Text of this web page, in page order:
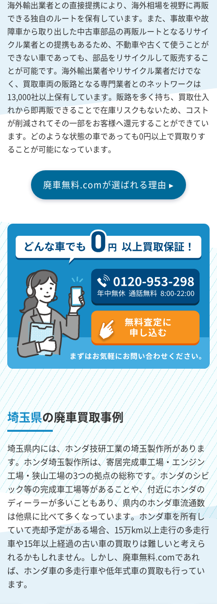
海外輸出業者との直接提携により、海外相場を視野に再販
できる独自のルートを保有しています。また、事故車や故
障車から取り出した中古車部品の再販ルートとなるリサイ
クル業者との提携もあるため、不動車や古くて使うことが
できない車であっても、部品をリサイクルして販売するこ
とが可能です。海外輸出業者やリサイクル業者だけでな
く、買取車両の販路となる専門業者とのネットワークは
13,000社以上保有しています。販路を多く持ち、買取仕入
れから即再販できることで在庫リスクもないため、コスト
が削減されてその一部をお客様へ還元することができてい
ます。どのような状態の車であっても0円以上で買取りす
ることが可能になっています。
廃車無料.comが選ばれる理由 ▸
埼玉県の廃車買取事例
埼玉県内には、ホンダ技研工業の埼玉製作所がありま
す。ホンダ埼玉製作所は、寄居完成車工場・エンジン
工場・狭山工場の3つの拠点の総称です。ホンダのシビ
ック等の完成車工場等があることや、付近にホンダの
ディーラーが多いこともあり、県内のホンダ車流通数
は他県に比べて多くなっています。ホンダ車を所有し
ていて売却予定がある場合、15万km以上走行の多走行
車や15年以上経過の古い車の買取りは難しいと考えら
れるかもしれません。しかし、廃車無料.comであれ
ば、ホンダ車の多走行車や低年式車の買取も行ってい
ます。